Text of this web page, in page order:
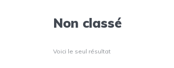
Non classé
Voici le seul résultat